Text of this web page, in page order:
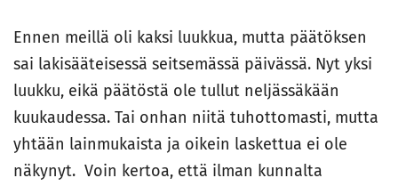
Ennen meillä oli kaksi luukkua, mutta päätöksen
sai lakisääteisessä seitsemässä päivässä. Nyt yksi
luukku, eikä päätöstä ole tullut neljässäkään
kuukaudessa. Tai onhan niitä tuhottomasti, mutta
yhtään lainmukaista ja oikein laskettua ei ole
näkynyt. Voin kertoa, että ilman kunnalta